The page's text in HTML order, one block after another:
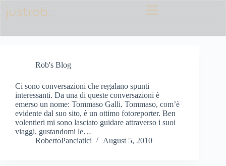
justrob.
Rob's Blog
Ci sono conversazioni che regalano spunti
interessanti. Da una di queste conversazioni è
emerso un nome: Tommaso Galli. Tommaso, com’è
evidente dal suo sito, è un ottimo fotoreporter. Ben
volentieri mi sono lasciato guidare attraverso i suoi
viaggi, gustandomi le…
RobertoPanciatici
August 5, 2010